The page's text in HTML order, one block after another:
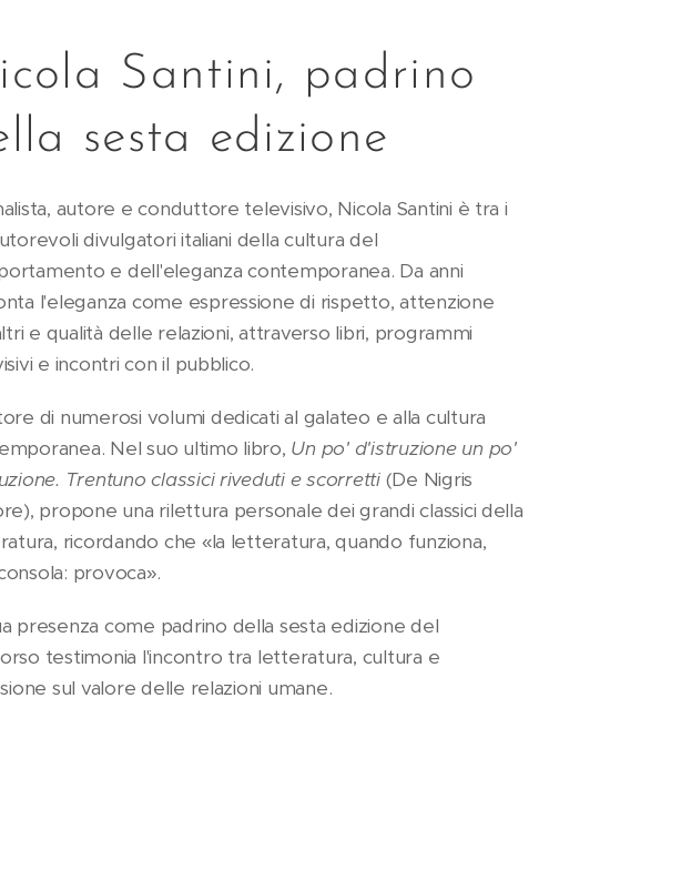
Santini, padrino
sesta edizione
autore e conduttore televisivo, Nicola Santini è tra i
divulgatori italiani della cultura del
e dell'eleganza contemporanea. Da anni
l'eleganza come espressione di rispetto, attenzione
e qualità delle relazioni, attraverso libri, programmi
e incontri con il pubblico.
di numerosi volumi dedicati al galateo e alla cultura
Nel suo ultimo libro, Un po' d'istruzione un po'
Trentuno classici riveduti e scorretti(De Nigris
propone una rilettura personale dei grandi classici della
ricordando che «la letteratura, quando funziona,
provoca».
presenza come padrino della sesta edizione del
testimonia l'incontro tra letteratura, cultura e
sul valore delle relazioni umane.